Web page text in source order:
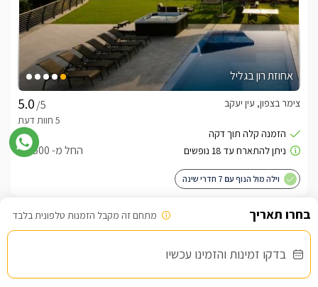
מתחם זה מקבל הזמנות טלפונית בלבד
בדקו זמינות והזמינו עכשיו
אחוזת רון בגליל
/5
צימר בצפון, עין יעקב
החל מ- ₪7500
וילה מול הנוף עם 7 חדרי שינה